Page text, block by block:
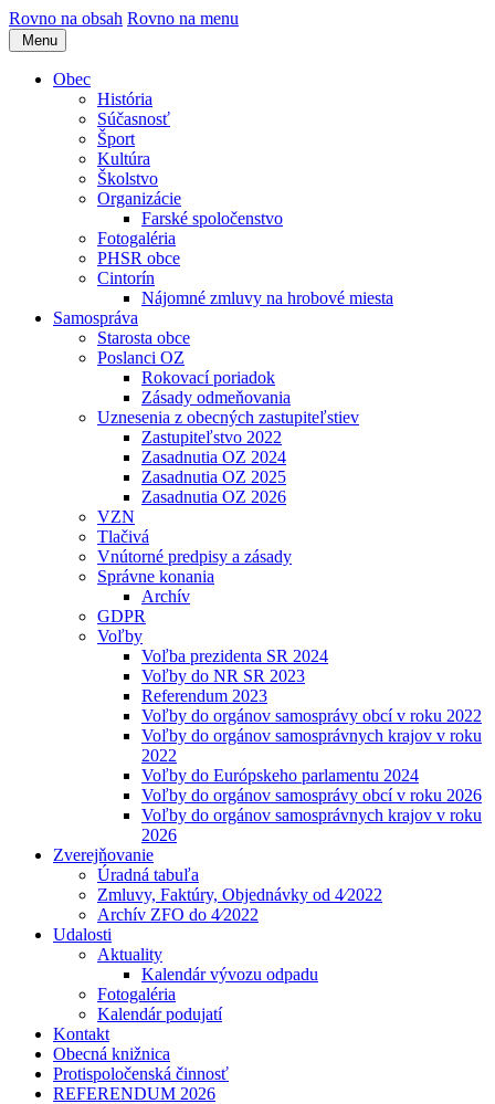
Rovno na obsah Rovno na menu
Menu
Obec
História
Súčasnosť
Šport
Kultúra
Školstvo
Organizácie
Farské spoločenstvo
Fotogaléria
PHSR obce
Cintorín
Nájomné zmluvy na hrobové miesta
Samospráva
Starosta obce
Poslanci OZ
Rokovací poriadok
Zásady odmeňovania
Uznesenia z obecných zastupiteľstiev
Zastupiteľstvo 2022
Zasadnutia OZ 2024
Zasadnutia OZ 2025
Zasadnutia OZ 2026
VZN
Tlačivá
Vnútorné predpisy a zásady
Správne konania
Archív
GDPR
Voľby
Voľba prezidenta SR 2024
Voľby do NR SR 2023
Referendum 2023
Voľby do orgánov samosprávy obcí v roku 2022
Voľby do orgánov samosprávnych krajov v roku
2022
Voľby do Európskeho parlamentu 2024
Voľby do orgánov samosprávy obcí v roku 2026
Voľby do orgánov samosprávnych krajov v roku
2026
Zverejňovanie
Úradná tabuľa
Zmluvy, Faktúry, Objednávky od 4⁄2022
Archív ZFO do 4⁄2022
Udalosti
Aktuality
Kalendár vývozu odpadu
Fotogaléria
Kalendár podujatí
Kontakt
Obecná knižnica
Protispoločenská činnosť
REFERENDUM 2026